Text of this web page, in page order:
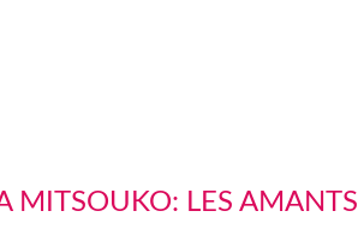
MITSOUKO: LES AMANTS